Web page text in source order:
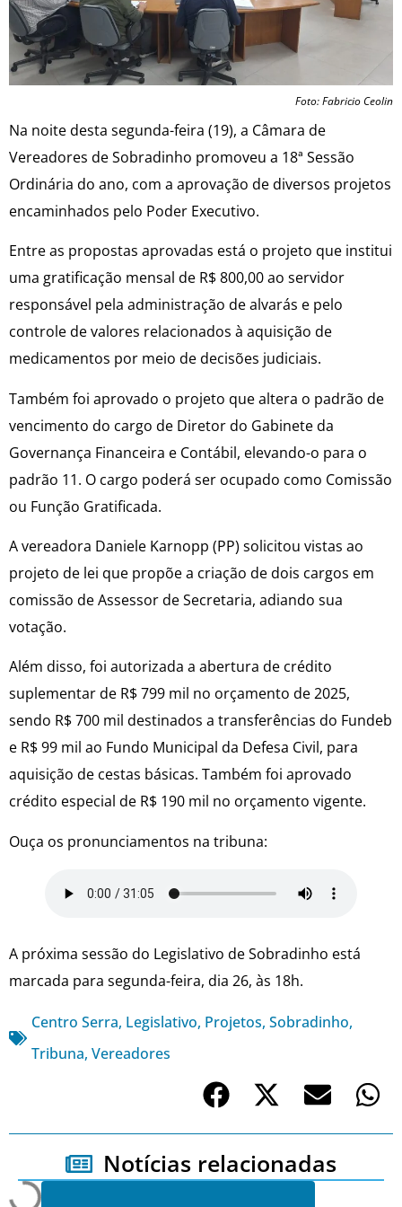
Foto: Fabricio Ceolin
Na noite desta segunda-feira (19), a Câmara de
Vereadores de Sobradinho promoveu a 18ª Sessão
Ordinária do ano, com a aprovação de diversos projetos
encaminhados pelo Poder Executivo.
Entre as propostas aprovadas está o projeto que institui
uma gratificação mensal de R$ 800,00 ao servidor
responsável pela administração de alvarás e pelo
controle de valores relacionados à aquisição de
medicamentos por meio de decisões judiciais.
Também foi aprovado o projeto que altera o padrão de
vencimento do cargo de Diretor do Gabinete da
Governança Financeira e Contábil, elevando-o para o
padrão 11. O cargo poderá ser ocupado como Comissão
ou Função Gratificada.
A vereadora Daniele Karnopp (PP) solicitou vistas ao
projeto de lei que propõe a criação de dois cargos em
comissão de Assessor de Secretaria, adiando sua
votação.
Além disso, foi autorizada a abertura de crédito
suplementar de R$ 799 mil no orçamento de 2025,
sendo R$ 700 mil destinados a transferências do Fundeb
e R$ 99 mil ao Fundo Municipal da Defesa Civil, para
aquisição de cestas básicas. Também foi aprovado
crédito especial de R$ 190 mil no orçamento vigente.
Ouça os pronunciamentos na tribuna:
A próxima sessão do Legislativo de Sobradinho está
marcada para segunda-feira, dia 26, às 18h.
Centro Serra, Legislativo, Projetos, Sobradinho,
Tribuna, Vereadores
Notícias relacionadas